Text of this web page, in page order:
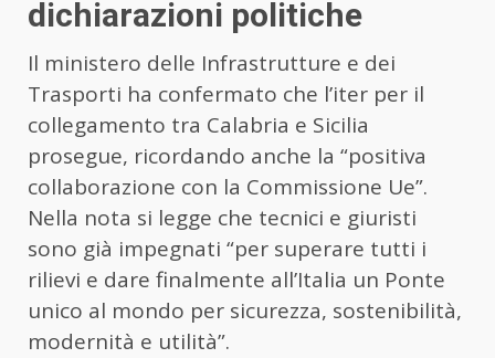
dichiarazioni politiche
Il ministero delle Infrastrutture e dei
Trasporti ha confermato che l’iter per il
collegamento tra Calabria e Sicilia
prosegue, ricordando anche la “positiva
collaborazione con la Commissione Ue”.
Nella nota si legge che tecnici e giuristi
sono già impegnati “per superare tutti i
rilievi e dare finalmente all’Italia un Ponte
unico al mondo per sicurezza, sostenibilità,
modernità e utilità”.